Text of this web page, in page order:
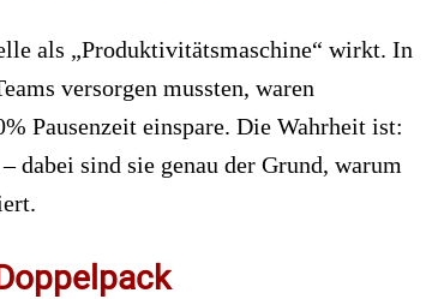
als „Produktivitätsmaschine“ wirkt. In
versorgen mussten, waren
Pausenzeit einspare. Die Wahrheit ist:
sind sie genau der Grund, warum